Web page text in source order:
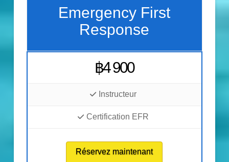
Emergency First
Response
฿4 900
Instructeur
Certification EFR
Réservez maintenant